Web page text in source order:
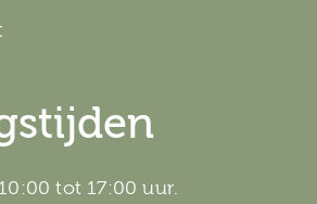
tot 17:00 uur.